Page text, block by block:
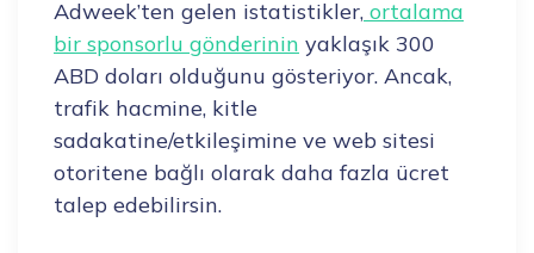
Adweek’ten gelen istatistikler, ortalama
bir sponsorlu gönderinin yaklaşık 300
ABD doları olduğunu gösteriyor. Ancak,
trafik hacmine, kitle
sadakatine/etkileşimine ve web sitesi
otoritene bağlı olarak daha fazla ücret
talep edebilirsin.